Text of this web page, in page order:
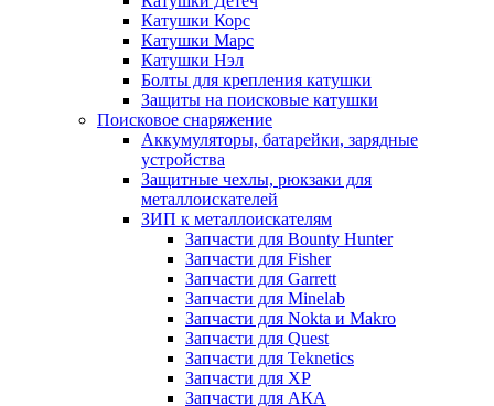
Катушки Корс
Катушки Марс
Катушки Нэл
Болты для крепления катушки
Защиты на поисковые катушки
Поисковое снаряжение
Аккумуляторы, батарейки, зарядные
устройства
Защитные чехлы, рюкзаки для
металлоискателей
ЗИП к металлоискателям
Запчасти для Bounty Hunter
Запчасти для Fisher
Запчасти для Garrett
Запчасти для Minelab
Запчасти для Nokta и Makro
Запчасти для Quest
Запчасти для Teknetics
Запчасти для XP
Запчасти для АКА